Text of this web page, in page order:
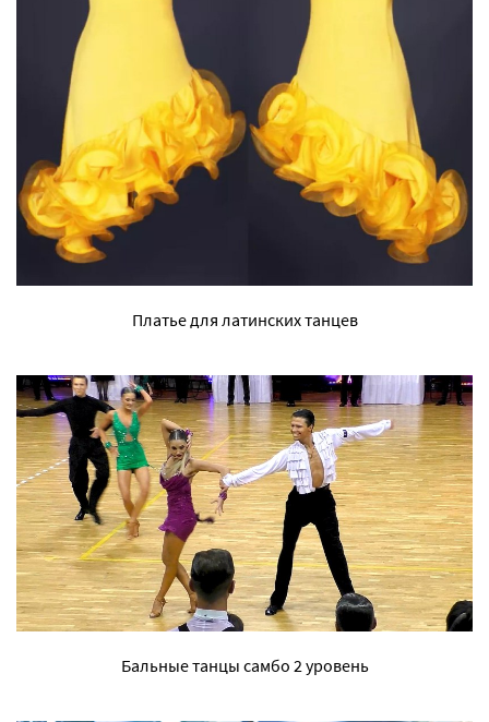
Платье для латинских танцев
Бальные танцы самбо 2 уровень